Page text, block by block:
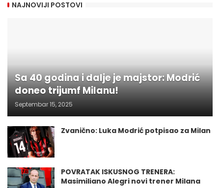
NAJNOVIJI POSTOVI
Sa 40 godina i dalje je majstor: Modrić
doneo trijumf Milanu!
Septembar 15, 2025
Zvanično: Luka Modrić potpisao za Milan
POVRATAK ISKUSNOG TRENERA:
Masimiliano Alegri novi trener Milana